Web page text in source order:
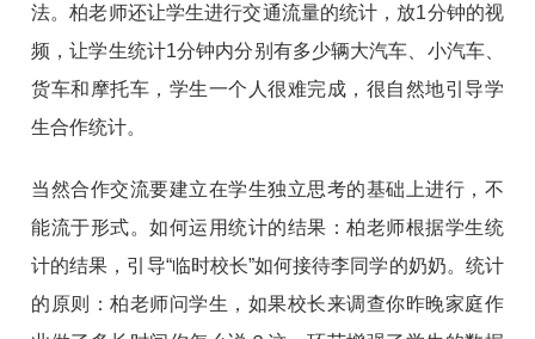
法。柏老师还让学生进行交通流量的统计，放1分钟的视
频，让学生统计1分钟内分别有多少辆大汽车、小汽车、
货车和摩托车，学生一个人很难完成，很自然地引导学
生合作统计。
当然合作交流要建立在学生独立思考的基础上进行，不
能流于形式。如何运用统计的结果：柏老师根据学生统
计的结果，引导“临时校长”如何接待李同学的奶奶。统计
的原则：柏老师问学生，如果校长来调查你昨晚家庭作